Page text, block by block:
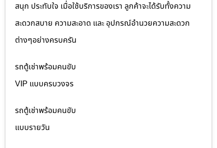
สนุก ประทับใจ เมื่อใช้บริการของเรา ลูกค้าจะได้รับทั้งความ
สะดวกสบาย ความสะอาด และ อุปกรณ์อำนวยความสะดวก
ต่างๆอย่างครบครัน
รถตู้เช่าพร้อมคนขับ
VIP แบบครบวงจร
รถตู้เช่าพร้อมคนขับ
แบบรายวัน